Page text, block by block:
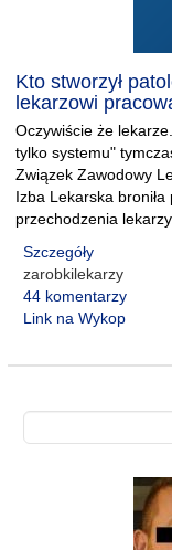
Kto stworzył
lekarzowi
Oczywiście że
tylko systemu"
Związek Zawodowy
Izba Lekarska
przechodzenia
Szczegóły
zarobkilekarzy
44 komentarzy
Link na Wykop